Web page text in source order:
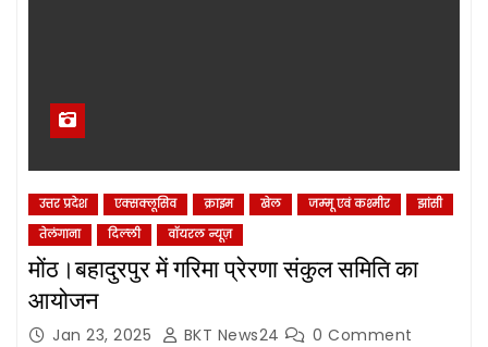
उत्तर प्रदेश एक्सक्लूसिव क्राइम खेल जम्‍मू एवं कश्‍मीर
झांसी
तेलंगाना
दिल्‍ली वॉयरल न्यूज़
मोंठ।बहादुरपुर में गरिमा प्रेरणा संकुल समिति का
आयोजन
Jan 23, 2025 BKT News24 0 Comment